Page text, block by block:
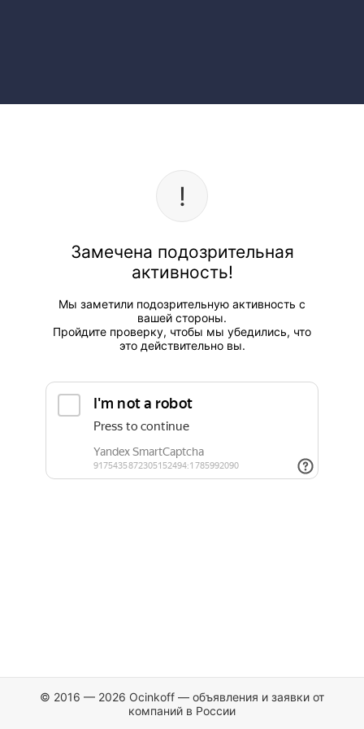
Замечена подозрительная
активность!
Мы заметили подозрительную активность с
вашей стороны.
Пройдите проверку, чтобы мы убедились, что
это действительно вы.
© 2016 — 2026 Ocinkoff — объявления и заявки от
компаний в России